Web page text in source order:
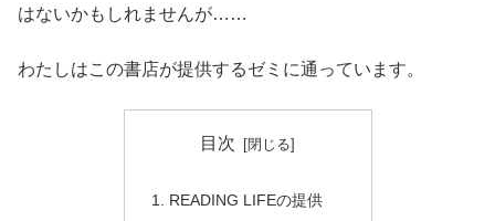
はないかもしれませんが……
わたしはこの書店が提供するゼミに通っています。
目次
READING LIFEの提供